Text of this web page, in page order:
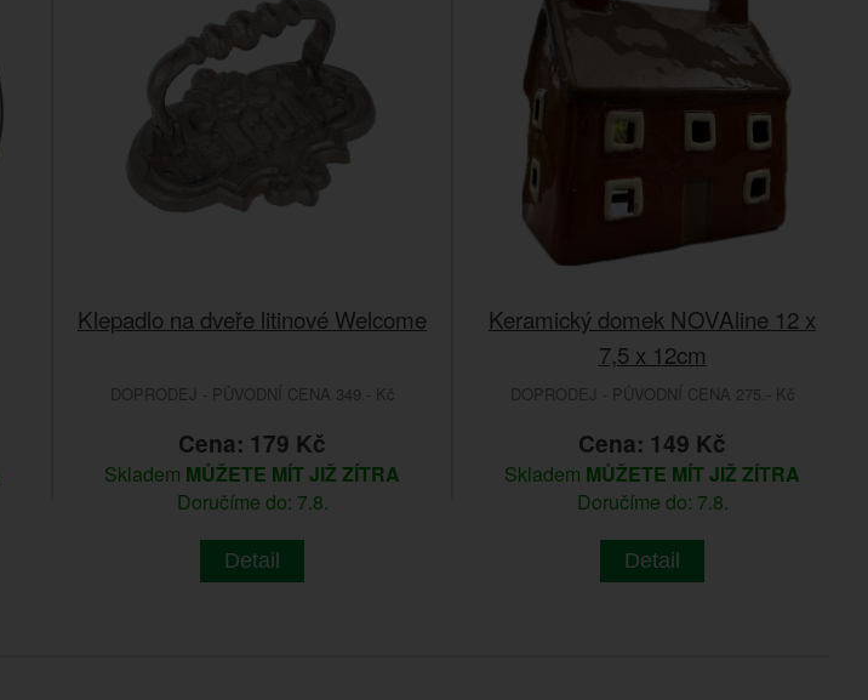
Klepadlo na dveře litinové Welcome
DOPRODEJ - PŮVODNÍ CENA 349.- Kč
Cena: 179 Kč
Skladem MŮŽETE MÍT JIŽ ZÍTRA
Doručíme do: 7.8.
Detail
Keramický domek NOVAline 12 x
7,5 x 12cm
DOPRODEJ - PŮVODNÍ CENA 275.- Kč
Cena: 149 Kč
Skladem MŮŽETE MÍT JIŽ ZÍTRA
Doručíme do: 7.8.
Detail